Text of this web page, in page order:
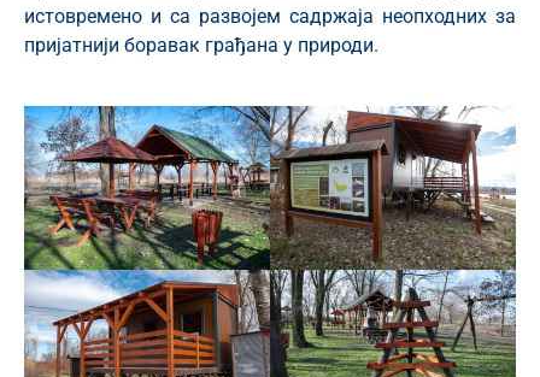
истовремено и са развојем садржаја неопходних за
пријатнији боравак грађана у природи.